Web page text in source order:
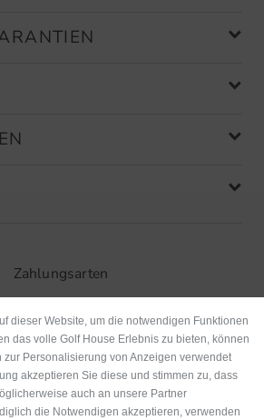
Zahlungsarten
dieser Website, um die notwendigen Funktionen
das volle Golf House Erlebnis zu bieten, können
Personalisierung von Anzeigen verwendet
akzeptieren Sie diese und stimmen zu, dass
auch an unsere Partner
die Notwendigen akzeptieren, verwenden